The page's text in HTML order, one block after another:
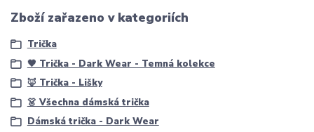
Zboží zařazeno v kategoriích
Trička
🖤 Trička - Dark Wear - Temná kolekce
🦊 Trička - Lišky
👗 Všechna dámská trička
Dámská trička - Dark Wear